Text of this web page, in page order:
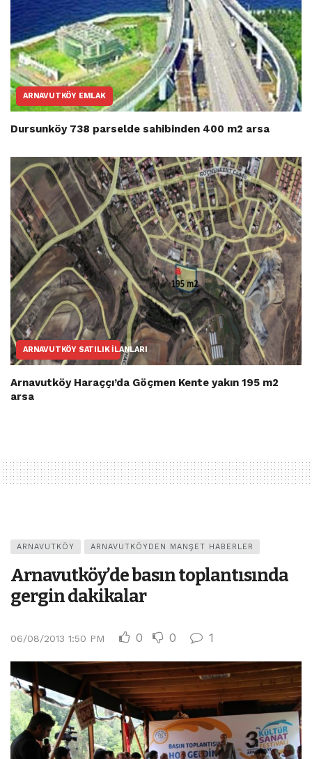
ARNAVUTKÖY EMLAK
Dursunköy 738 parselde sahibinden 400 m2 arsa
ARNAVUTKÖY SATILIK İLANLARI
Arnavutköy Haraççı’da Göçmen Kente yakın 195 m2
arsa
ARNAVUTKÖY ARNAVUTKÖYDEN MANŞET HABERLER
Arnavutköy’de basın toplantısında
gergin dakikalar
06/08/2013 1:50 PM 0 0 1